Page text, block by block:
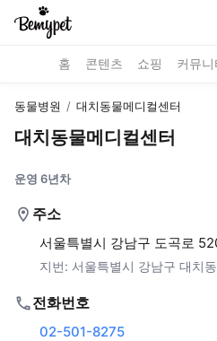
홈 콘텐츠 쇼핑 커뮤니
동물병원 / 대치동물메디컬센터
대치동물메디컬센터
운영 6년차
주소
서울특별시 강남구 도곡로
지번: 서울특별시 강남구 대치
전화번호
02-501-8275